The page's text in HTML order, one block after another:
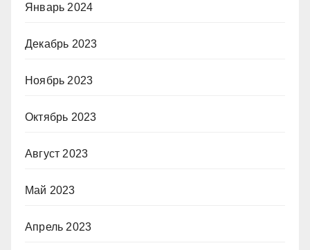
Январь 2024
Декабрь 2023
Ноябрь 2023
Октябрь 2023
Август 2023
Май 2023
Апрель 2023